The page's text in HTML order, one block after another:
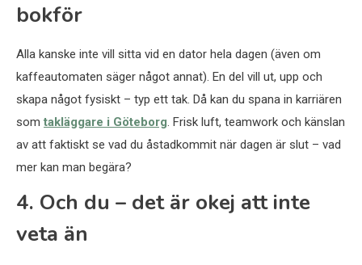
bokför
Alla kanske inte vill sitta vid en dator hela dagen (även om
kaffeautomaten säger något annat). En del vill ut, upp och
skapa något fysiskt – typ ett tak. Då kan du spana in karriären
som takläggare i Göteborg. Frisk luft, teamwork och känslan
av att faktiskt se vad du åstadkommit när dagen är slut – vad
mer kan man begära?
4. Och du – det är okej att inte
veta än